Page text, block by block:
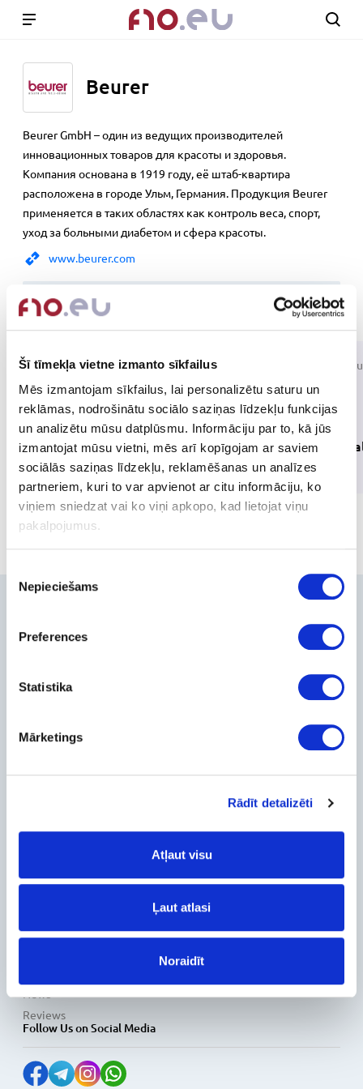
Šī tīmekļa vietne izmanto sīkfailus
Mēs izmantojam sīkfailus, lai personalizētu saturu un
reklāmas, nodrošinātu sociālo saziņas līdzekļu funkcijas
un analizētu mūsu datplūsmu. Informāciju par to, kā jūs
izmantojat mūsu vietni, mēs arī kopīgojam ar saviem
sociālās saziņas līdzekļu, reklamēšanas un analīzes
partneriem, kuri to var apvienot ar citu informāciju, ko
viņiem sniedzat vai ko viņi apkopo, kad lietojat viņu
pakalpojumus.
izvēle
Nepieciešams
Preferences
Statistika
Mārketings
Rādīt detalizēti
Atļaut visu
Ļaut atlasi
Noraidīt
Beurer
Beurer GmbH – один из ведущих производителей
инновационных товаров для красоты и здоровья.
Компания основана в 1919 году, её штаб-квартира
расположена в городе Ульм, Германия. Продукция Beurer
применяется в таких областях как контроль веса, спорт,
уход за больными диабетом и сфера красоты.
www.beurer.com
Audio equipment
Radio Receivers
1 product
Beauty
Floor
1 product
+371-236-655-56
Call me back
About Us
Feedback
News
Reviews
Follow Us on Social Media